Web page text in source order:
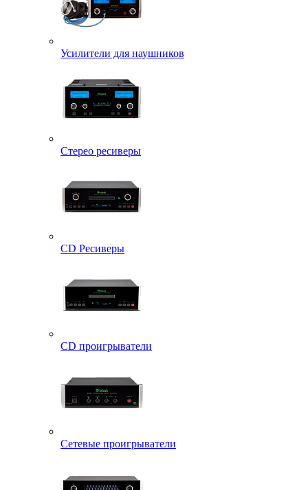
Усилители для наушников
Стерео ресиверы
CD Ресиверы
CD проигрыватели
Сетевые проигрыватели